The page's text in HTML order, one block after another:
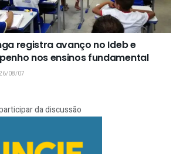
registra avanço no Ideb e
nos ensinos fundamental
08/07
da discussão